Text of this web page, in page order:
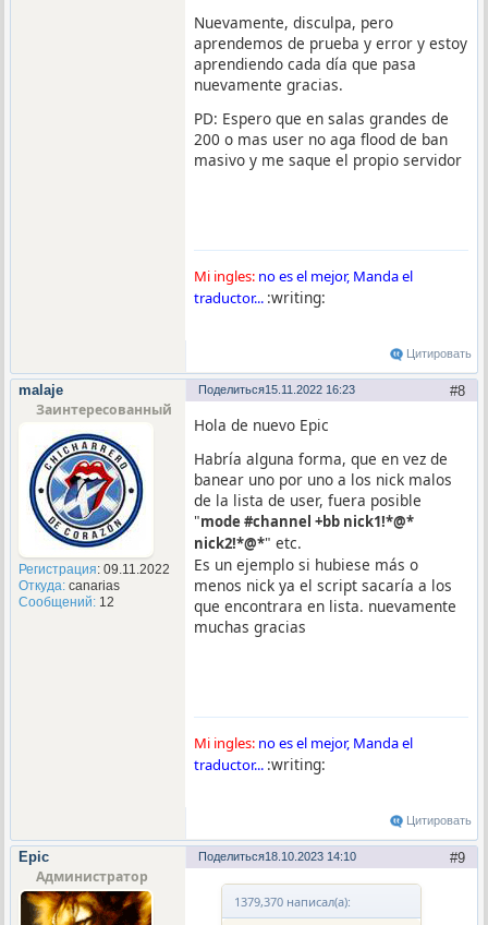
Nuevamente, disculpa, pero
aprendemos de prueba y error y estoy
aprendiendo cada día que pasa
nuevamente gracias.
PD: Espero que en salas grandes de
200 o mas user no aga flood de ban
masivo y me saque el propio servidor
Mi ingles: no es el mejor, Manda el
traductor... :writing:
Цитировать
Поделиться 8
15.11.2022 16:23
malaje
Заинтересованный
Регистрация: 09.11.2022
Откуда:canarias
Сообщений:12
Hola de nuevo Epic
Habría alguna forma, que en vez de
banear uno por uno a los nick malos
de la lista de user, fuera posible
"mode #channel +bb nick1!*@*
nick2!*@*" etc.
Es un ejemplo si hubiese más o
menos nick ya el script sacaría a los
que encontrara en lista. nuevamente
muchas gracias
Mi ingles: no es el mejor, Manda el
traductor... :writing:
Цитировать
Поделиться 9
18.10.2023 14:10
Epic
Администратор
1379,370 написал(а):